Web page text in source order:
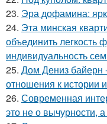
23. Эра дофамина:
24. Эта минская
объединить легкость
индивидуальность
25. Дом Дениз байерн
отношения к истории
26. Современная
это не о вычурности,